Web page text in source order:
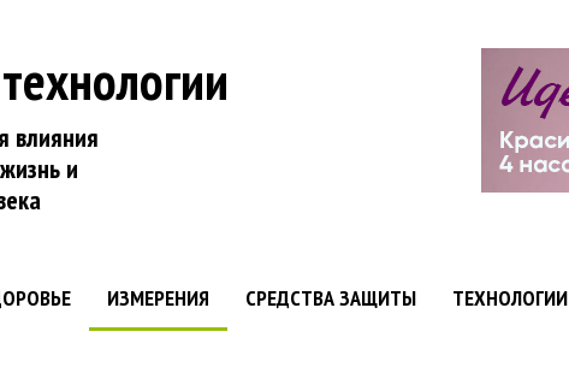
влияния
и
ИЗМЕРЕНИЯ СРЕДСТВА ЗАЩИТЫ ТЕХНОЛОГИИ